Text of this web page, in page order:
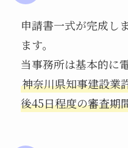
申請書一式が完成し
ます。
当事務所は基本的に
神奈川県知事建設業
後45日程度の審査期